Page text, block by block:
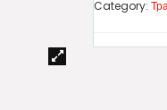
Category: